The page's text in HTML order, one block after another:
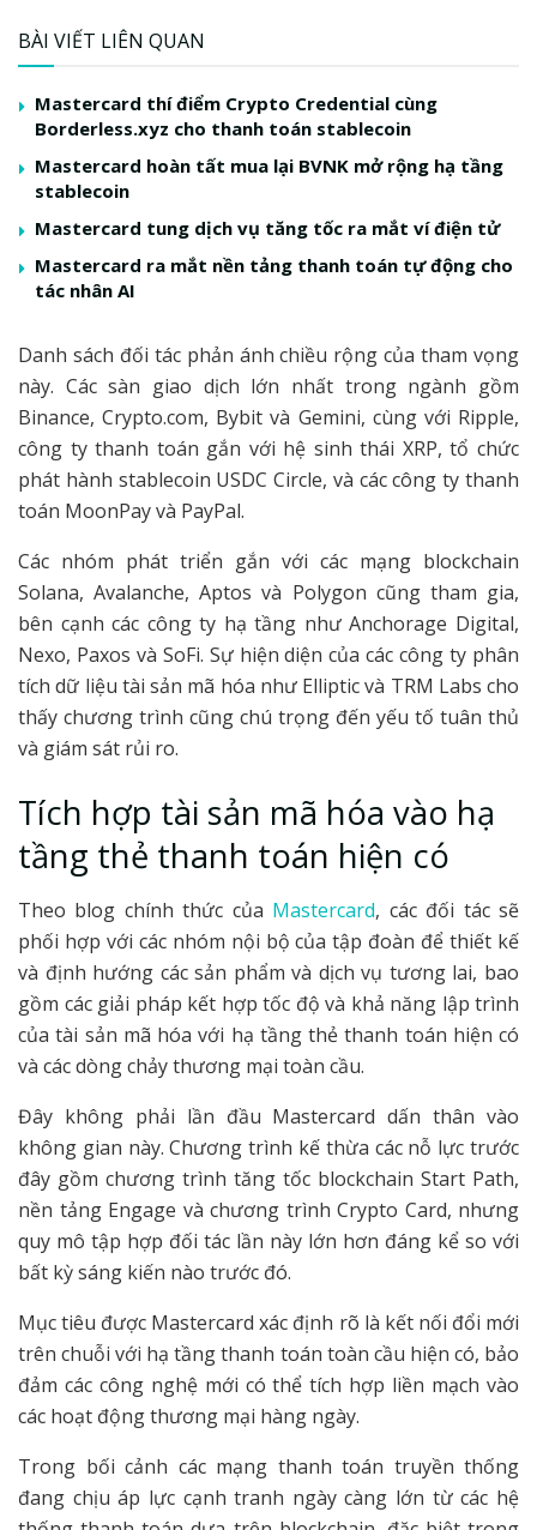
BÀI VIẾT LIÊN QUAN
Mastercard thí điểm Crypto Credential cùng
Borderless.xyz cho thanh toán stablecoin
Mastercard hoàn tất mua lại BVNK mở rộng hạ tầng
stablecoin
Mastercard tung dịch vụ tăng tốc ra mắt ví điện tử
Mastercard ra mắt nền tảng thanh toán tự động cho
tác nhân AI
Danh sách đối tác phản ánh chiều rộng của tham vọng
này. Các sàn giao dịch lớn nhất trong ngành gồm
Binance, Crypto.com, Bybit và Gemini, cùng với Ripple,
công ty thanh toán gắn với hệ sinh thái XRP, tổ chức
phát hành stablecoin USDC Circle, và các công ty thanh
toán MoonPay và PayPal.
Các nhóm phát triển gắn với các mạng blockchain
Solana, Avalanche, Aptos và Polygon cũng tham gia,
bên cạnh các công ty hạ tầng như Anchorage Digital,
Nexo, Paxos và SoFi. Sự hiện diện của các công ty phân
tích dữ liệu tài sản mã hóa như Elliptic và TRM Labs cho
thấy chương trình cũng chú trọng đến yếu tố tuân thủ
và giám sát rủi ro.
Tích hợp tài sản mã hóa vào hạ
tầng thẻ thanh toán hiện có
Theo blog chính thức của Mastercard, các đối tác sẽ
phối hợp với các nhóm nội bộ của tập đoàn để thiết kế
và định hướng các sản phẩm và dịch vụ tương lai, bao
gồm các giải pháp kết hợp tốc độ và khả năng lập trình
của tài sản mã hóa với hạ tầng thẻ thanh toán hiện có
và các dòng chảy thương mại toàn cầu.
Đây không phải lần đầu Mastercard dấn thân vào
không gian này. Chương trình kế thừa các nỗ lực trước
đây gồm chương trình tăng tốc blockchain Start Path,
nền tảng Engage và chương trình Crypto Card, nhưng
quy mô tập hợp đối tác lần này lớn hơn đáng kể so với
bất kỳ sáng kiến nào trước đó.
Mục tiêu được Mastercard xác định rõ là kết nối đổi mới
trên chuỗi với hạ tầng thanh toán toàn cầu hiện có, bảo
đảm các công nghệ mới có thể tích hợp liền mạch vào
các hoạt động thương mại hàng ngày.
Trong bối cảnh các mạng thanh toán truyền thống
đang chịu áp lực cạnh tranh ngày càng lớn từ các hệ